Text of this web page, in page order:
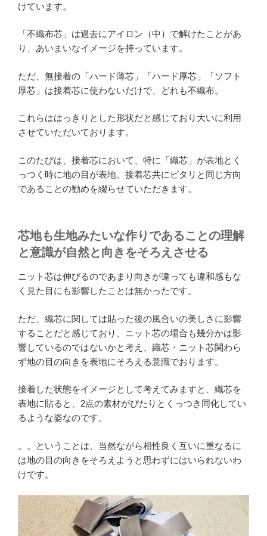
けています。
「不織布芯」は過去にアイロン（中）で解けたことがあ
り、あいまいなイメージを持っています。
ただ、無接着の「ハード薄芯」「ハード厚芯」「ソフト
厚芯」は接着芯に使わないだけで、どれも不織布。
これらははっきりとした形状だと感じており大いに利用
させていただいております。
このたびは、接着芯において、特に「織芯」が表地とく
っつく時に地の目が表地、接着芯共にピタリと同じ方向
であることの勧めを綴らせていただきます。
芯地も生地みたいな作りであることの理解
と意識が自然と向きをそろえさせる
ニット芯は伸びるのであまり向きが違っても違和感もな
く見た目にも影響したことは無かったです。
ただ、織芯に関しては貼った後の風合いの美しさに影響
することだと感じており、ニット芯の場合も幾分かは影
響しているのではないかと考え、織芯・ニット芯関わら
ず地の目の向きを表地にそろえる意識でおります。
接着した状態をイメージとして考えてみますと、織芯を
表地に貼ると、2点の素材がぴたりとくっつき同化してい
るような姿なのです。
。。ということは、当然ながら相性良く互いに重なるに
は地の目の向きをそろえようと思わずにはいられないわ
けです。